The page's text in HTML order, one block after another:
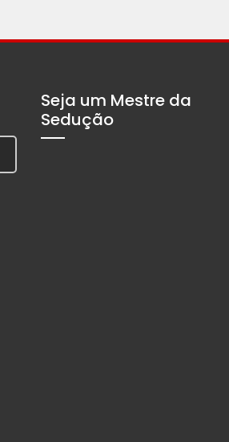
Seja um Mestre da
Sedução